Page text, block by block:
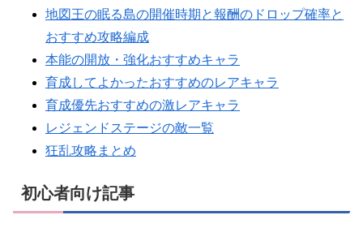
地図王の眠る島の開催時期と報酬のドロップ確率と
おすすめ攻略編成
本能の開放・強化おすすめキャラ
育成してよかったおすすめのレアキャラ
育成優先おすすめの激レアキャラ
レジェンドステージの敵一覧
狂乱攻略まとめ
初心者向け記事